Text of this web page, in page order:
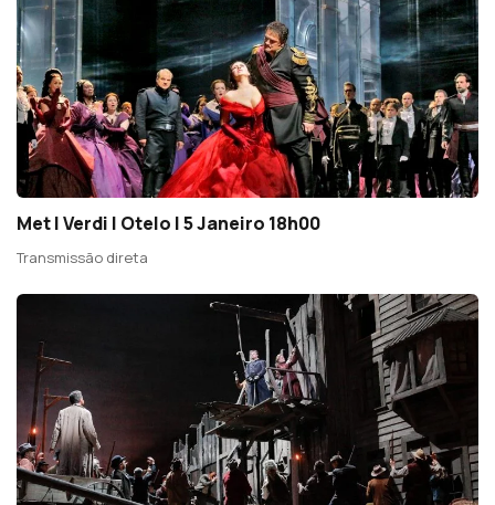
Met | Verdi | Otelo | 5 Janeiro 18h00
Transmissão direta